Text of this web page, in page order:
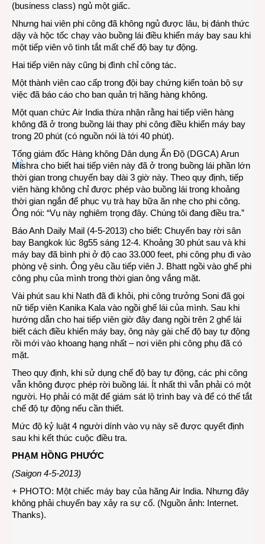
(business class) ngủ một giấc.
Nhưng hai viên phi công đã không ngủ được lâu, bị đánh thức
dậy và hộc tốc chạy vào buồng lái điều khiển máy bay sau khi
một tiếp viên vô tình tắt mất chế độ bay tự động.
Hai tiếp viên này cũng bị đình chỉ công tác.
Một thành viên cao cấp trong đội bay chứng kiến toàn bộ sự
việc đã báo cáo cho ban quản trị hãng hàng không.
Một quan chức Air India thừa nhận rằng hai tiếp viên hàng
không đã ở trong buồng lái thay phi công điều khiển máy bay
trong 20 phút (có nguồn nói là tới 40 phút).
Tổng giám đốc Hàng không Dân dụng Ấn Độ (DGCA) Arun
Mishra cho biết hai tiếp viên này đã ở trong buồng lái phần lớn
thời gian trong chuyến bay dài 3 giờ này. Theo quy định, tiếp
viên hàng không chỉ được phép vào buồng lái trong khoảng
thời gian ngắn để phục vụ trà hay bữa ăn nhẹ cho phi công.
Ông nói: “Vụ này nghiêm trọng đây. Chúng tôi đang điều tra.”
Báo Anh Daily Mail (4-5-2013) cho biết: Chuyến bay rời sân
bay Bangkok lúc 8g55 sáng 12-4. Khoảng 30 phút sau và khi
máy bay đã bình phi ở độ cao 33.000 feet, phi công phụ đi vào
phòng vệ sinh. Ông yêu cầu tiếp viên J. Bhatt ngồi vào ghế phi
công phụ của mình trong thời gian ông vắng mặt.
Vài phút sau khi Nath đã đi khỏi, phi công trưởng Soni đã gọi
nữ tiếp viên Kanika Kala vào ngồi ghế lái của mình. Sau khi
hướng dẫn cho hai tiếp viên giờ đây đang ngồi trên 2 ghế lái
biết cách điều khiển máy bay, ông này gài chế độ bay tự động
rồi mới vào khoang hạng nhất – nơi viên phi công phụ đã có
mặt.
Theo quy định, khi sử dụng chế độ bay tự động, các phi công
vẫn không được phép rời buồng lái. Ít nhất thì vẫn phải có một
người. Họ phải có mặt để giám sát lộ trình bay và để có thế tắt
chế độ tự động nếu cần thiết.
Mức độ kỷ luật 4 người dính vào vụ này sẽ được quyết định
sau khi kết thúc cuộc điều tra.
PHẠM HỒNG PHƯỚC
(Saigon 4-5-2013)
+ PHOTO: Một chiếc máy bay của hãng Air India. Nhưng đây
không phải chuyến bay xảy ra sự cố. (Nguồn ảnh: Internet.
Thanks).